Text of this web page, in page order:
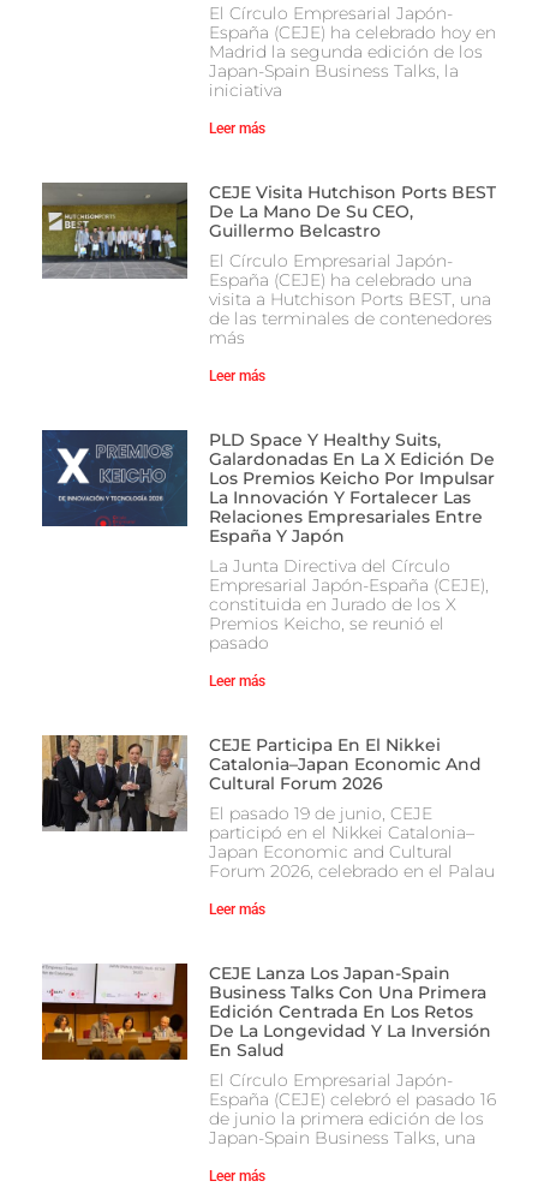
El Círculo Empresarial Japón-
España (CEJE) ha celebrado hoy en
Madrid la segunda edición de los
Japan-Spain Business Talks, la
iniciativa
Leer más
CEJE Visita Hutchison Ports BEST
De La Mano De Su CEO,
Guillermo Belcastro
El Círculo Empresarial Japón-
España (CEJE) ha celebrado una
visita a Hutchison Ports BEST, una
de las terminales de contenedores
más
Leer más
PLD Space Y Healthy Suits,
Galardonadas En La X Edición De
Los Premios Keicho Por Impulsar
La Innovación Y Fortalecer Las
Relaciones Empresariales Entre
España Y Japón
La Junta Directiva del Círculo
Empresarial Japón-España (CEJE),
constituida en Jurado de los X
Premios Keicho, se reunió el
pasado
Leer más
CEJE Participa En El Nikkei
Catalonia–Japan Economic And
Cultural Forum 2026
El pasado 19 de junio, CEJE
participó en el Nikkei Catalonia–
Japan Economic and Cultural
Forum 2026, celebrado en el Palau
Leer más
CEJE Lanza Los Japan-Spain
Business Talks Con Una Primera
Edición Centrada En Los Retos
De La Longevidad Y La Inversión
En Salud
El Círculo Empresarial Japón-
España (CEJE) celebró el pasado 16
de junio la primera edición de los
Japan-Spain Business Talks, una
Leer más